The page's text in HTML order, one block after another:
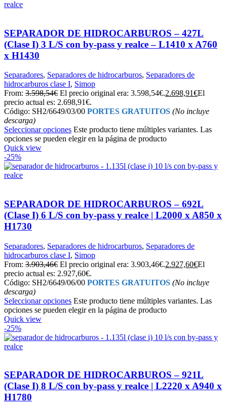
SEPARADOR DE HIDROCARBUROS – 427L
(Clase I) 3 L/S con by-pass y realce – L1410 x A760
x H1430
Separadores, Separadores de hidrocarburos, Separadores de
hidrocarburos clase I, Simop
From: 3.598,54€ El precio original era: 3.598,54€.2.698,91€El
precio actual es: 2.698,91€.
Código: SH2/6649/03/00 PORTES GRATUITOS (No incluye
descarga)
Seleccionar opciones Este producto tiene múltiples variantes. Las
opciones se pueden elegir en la página de producto
Quick view
-25%
SEPARADOR DE HIDROCARBUROS – 692L
(Clase I) 6 L/S con by-pass y realce | L2000 x A850 x
H1730
Separadores, Separadores de hidrocarburos, Separadores de
hidrocarburos clase I, Simop
From: 3.903,46€ El precio original era: 3.903,46€.2.927,60€El
precio actual es: 2.927,60€.
Código: SH2/6649/06/00 PORTES GRATUITOS (No incluye
descarga)
Seleccionar opciones Este producto tiene múltiples variantes. Las
opciones se pueden elegir en la página de producto
Quick view
-25%
SEPARADOR DE HIDROCARBUROS – 921L
(Clase I) 8 L/S con by-pass y realce | L2220 x A940 x
H1780